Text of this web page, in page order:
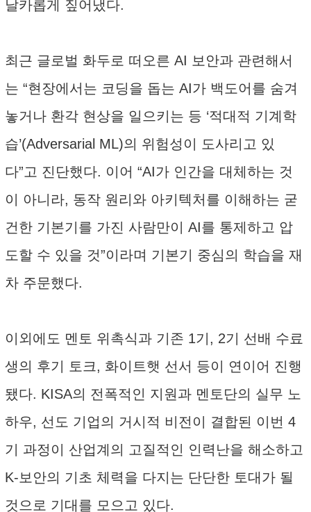
날카롭게 짚어냈다.
최근 글로벌 화두로 떠오른 AI 보안과 관련해서
는 “현장에서는 코딩을 돕는 AI가 백도어를 숨겨
놓거나 환각 현상을 일으키는 등 ‘적대적 기계학
습’(Adversarial ML)의 위험성이 도사리고 있
다”고 진단했다. 이어 “AI가 인간을 대체하는 것
이 아니라, 동작 원리와 아키텍처를 이해하는 굳
건한 기본기를 가진 사람만이 AI를 통제하고 압
도할 수 있을 것”이라며 기본기 중심의 학습을 재
차 주문했다.
이외에도 멘토 위촉식과 기존 1기, 2기 선배 수료
생의 후기 토크, 화이트햇 선서 등이 연이어 진행
됐다. KISA의 전폭적인 지원과 멘토단의 실무 노
하우, 선도 기업의 거시적 비전이 결합된 이번 4
기 과정이 산업계의 고질적인 인력난을 해소하고
K-보안의 기초 체력을 다지는 단단한 토대가 될
것으로 기대를 모으고 있다.